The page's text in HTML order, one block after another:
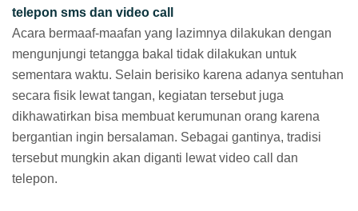
telepon sms dan video call
Acara bermaaf-maafan yang lazimnya dilakukan dengan
mengunjungi tetangga bakal tidak dilakukan untuk
sementara waktu. Selain berisiko karena adanya sentuhan
secara fisik lewat tangan, kegiatan tersebut juga
dikhawatirkan bisa membuat kerumunan orang karena
bergantian ingin bersalaman. Sebagai gantinya, tradisi
tersebut mungkin akan diganti lewat video call dan
telepon.